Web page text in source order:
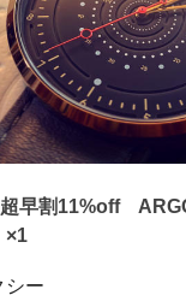
超早割11%off
×1
シー